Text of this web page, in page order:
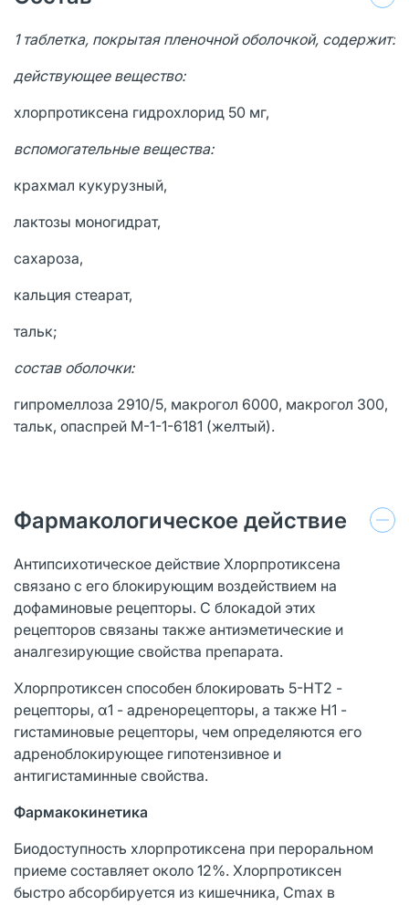
1 таблетка, покрытая пленочной оболочкой, содержит:
действующее вещество:
хлорпротиксена гидрохлорид 50 мг,
вспомогательные вещества:
крахмал кукурузный,
лактозы моногидрат,
сахароза,
кальция стеарат,
тальк;
состав оболочки:
гипромеллоза 2910/5, макрогол 6000, макрогол 300,
тальк, опаспрей M-1-1-6181 (желтый).
Фармакологическое действие
Антипсихотическое действие Хлорпротиксена
связано с его блокирующим воздействием на
дофаминовые рецепторы. С блокадой этих
рецепторов связаны также антиэметические и
аналгезирующие свойства препарата.
Хлорпротиксен способен блокировать 5-НТ2 -
рецепторы, α1 - адренорецепторы, а также H1 -
гистаминовые рецепторы, чем определяются его
адреноблокирующее гипотензивное и
антигистаминные свойства.
Фармакокинетика
Биодоступность хлорпротиксена при пероральном
приеме составляет около 12%. Хлорпротиксен
быстро абсорбируется из кишечника, Cmax в